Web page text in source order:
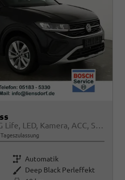
1.0 TSI 85 kW Life DSG Life, LED, Kamera, ACC, Side, Winter, 17-Zoll, 3-J. Garantie
Getriebe Automatik
Außenfarbe Deep Black Perleffekt